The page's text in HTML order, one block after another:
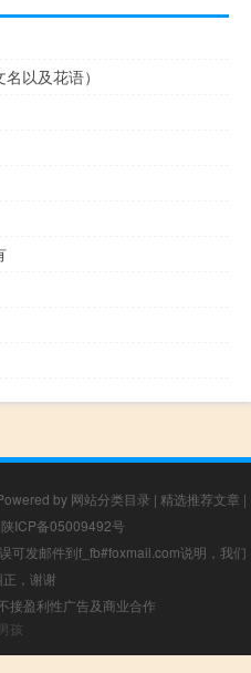
以及花语）
by 网站分类目录 | 精选推荐文章 |
陕ICP备05009492号
可发邮件到f_fb#foxmail.com说明，我们
，谢谢
接盈利性广告及商业合作
孩